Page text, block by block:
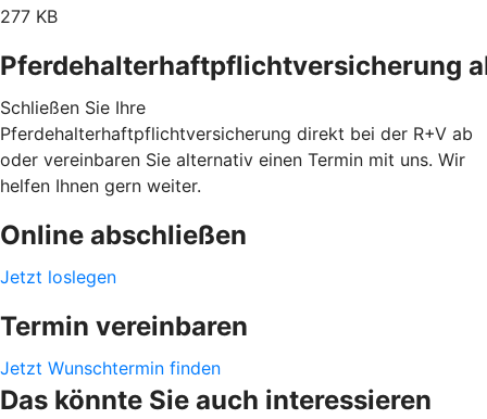
277 KB
Pferdehalterhaftpflichtversicherung
Schließen Sie Ihre
Pferdehalterhaftpflichtversicherung direkt bei der R+V ab
oder vereinbaren Sie alternativ einen Termin mit uns. Wir
helfen Ihnen gern weiter.
Online abschließen
Jetzt loslegen
Termin vereinbaren
Jetzt Wunschtermin finden
Das könnte Sie auch interessieren